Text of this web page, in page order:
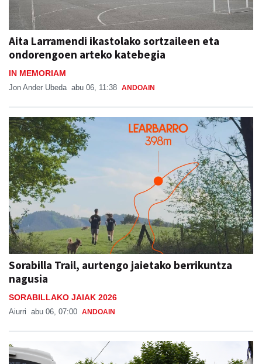
Aita Larramendi ikastolako sortzaileen eta
ondorengoen arteko katebegia
IN MEMORIAM
Jon Ander Ubeda abu 06, 11:38 ANDOAIN
Sorabilla Trail, aurtengo jaietako berrikuntza
nagusia
SORABILLAKO JAIAK 2026
Aiurri abu 06, 07:00 ANDOAIN